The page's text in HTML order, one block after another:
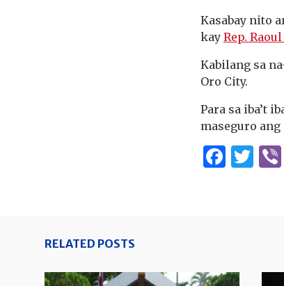
Kasabay nito
kay Rep.
Kabilang sa
Oro City.
Para sa iba’t
maseguro
RELATED POSTS